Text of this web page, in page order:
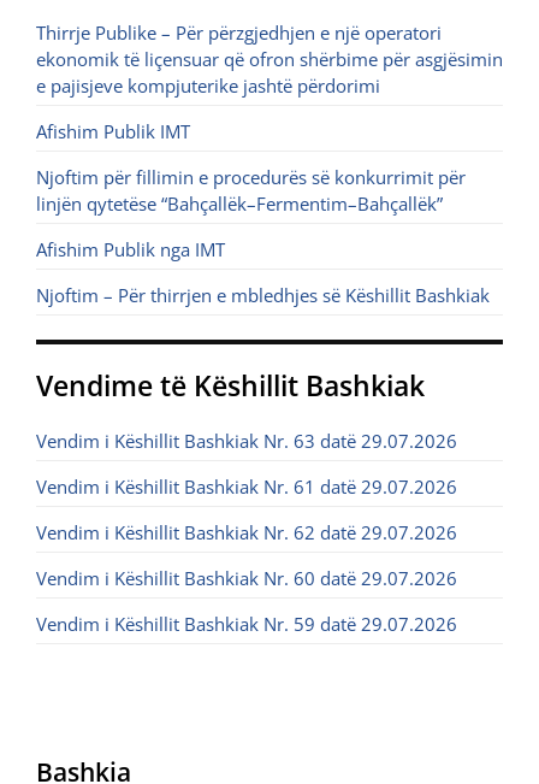
Bashkia
Thirrje Publike – Për përzgjedhjen e një operatori
ekonomik të liçensuar që ofron shërbime për asgjësimin
e pajisjeve kompjuterike jashtë përdorimi
Afishim Publik IMT
Njoftim për fillimin e procedurës së konkurrimit për
linjën qytetëse “Bahçallëk–Fermentim–Bahçallëk”
Afishim Publik nga IMT
Njoftim – Për thirrjen e mbledhjes së Këshillit Bashkiak
Vendime të Këshillit Bashkiak
Vendim i Këshillit Bashkiak Nr. 63 datë 29.07.2026
Vendim i Këshillit Bashkiak Nr. 61 datë 29.07.2026
Vendim i Këshillit Bashkiak Nr. 62 datë 29.07.2026
Vendim i Këshillit Bashkiak Nr. 60 datë 29.07.2026
Vendim i Këshillit Bashkiak Nr. 59 datë 29.07.2026